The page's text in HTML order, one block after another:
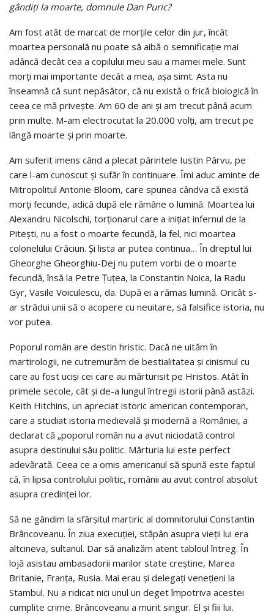
gândiți la moarte, domnule Dan Puric?
Am fost atât de marcat de morțile celor din jur, încât
moartea personală nu poate să aibă o semnificație mai
adâncă decât cea a copilului meu sau a mamei mele. Sunt
morți mai importante decât a mea, așa simt. Asta nu
înseamnă că sunt nepăsător, că nu există o frică biologică în
ceea ce mă privește. Am 60 de ani și am trecut până acum
prin multe. M-am electrocutat la 20.000 volți, am trecut pe
lângă moarte și prin moarte.
Am suferit imens când a plecat părintele Iustin Pârvu, pe
care l-am cunoscut și sufăr în continuare. Îmi aduc aminte de
Mitropolitul Antonie Bloom, care spunea cândva că există
morți fecunde, adică după ele rămâne o lumină. Moartea lui
Alexandru Nicolschi, torționarul care a inițiat infernul de la
Pitești, nu a fost o moarte fecundă, la fel, nici moartea
colonelului Crăciun. Și lista ar putea continua… În dreptul lui
Gheorghe Gheorghiu-Dej nu putem vorbi de o moarte
fecundă, însă la Petre Țuțea, la Constantin Noica, la Radu
Gyr, Vasile Voiculescu, da. După ei a rămas lumină. Oricât s-
ar strădui unii să o acopere cu neuitare, să falsifice istoria, nu
vor putea.
Poporul român are destin hristic. Dacă ne uităm în
martirologii, ne cutremurăm de bestialitatea și cinismul cu
care au fost uciși cei care au mărturisit pe Hristos. Atât în
primele secole, cât și de-a lungul întregii istorii până astăzi.
Keith Hitchins, un apreciat istoric american contemporan,
care a studiat istoria medievală și modernă a României, a
declarat că „poporul român nu a avut niciodată control
asupra destinului său politic. Mărturia lui este perfect
adevărată. Ceea ce a omis americanul să spună este faptul
că, în lipsa controlului politic, românii au avut control absolut
asupra credinței lor.
Să ne gândim la sfârșitul martiric al domnitorului Constantin
Brâncoveanu. În ziua execuției, stăpân asupra vieții lui era
altcineva, sultanul. Dar să analizăm atent tabloul întreg. În
lojă asistau ambasadorii marilor state creștine, Marea
Britanie, Franța, Rusia. Mai erau și delegați venețieni la
Stambul. Nu a ridicat nici unul un deget împotriva acestei
cumplite crime. Brâncoveanu a murit singur. El și fiii lui.